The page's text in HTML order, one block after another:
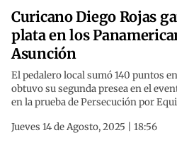
Curicano Diego Rojas
plata en los
Asunción
El pedalero local sumó 140 puntos
obtuvo su segunda presea en el
en la prueba de Persecución por
Jueves 14 de Agosto, 2025 | 18:56